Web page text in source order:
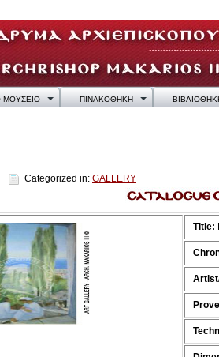
ΜΟΥΣΕΙΟ ΠΙΝΑΚΟΘΗΚΗ
Categorized in: GALLERY
Title: